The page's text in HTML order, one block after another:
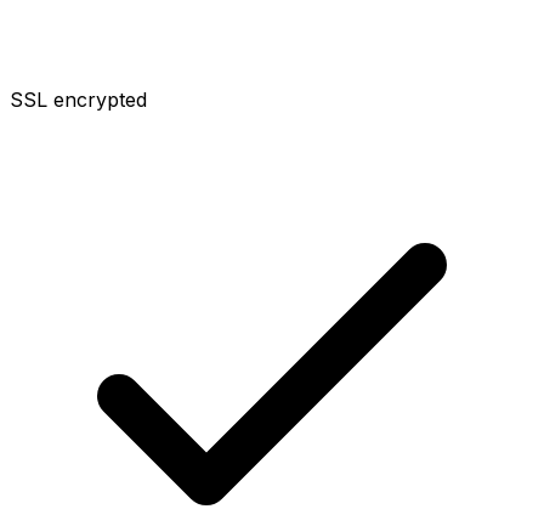
SSL encrypted